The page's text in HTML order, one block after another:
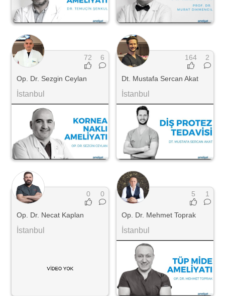
72 6
Op. Dr. Sezgin Ceylan
İstanbul
164 2
Dt. Mustafa Sercan Akat
İstanbul
0 0
Op. Dr. Necat Kaplan
İstanbul
5 1
Op. Dr. Mehmet Toprak
İstanbul